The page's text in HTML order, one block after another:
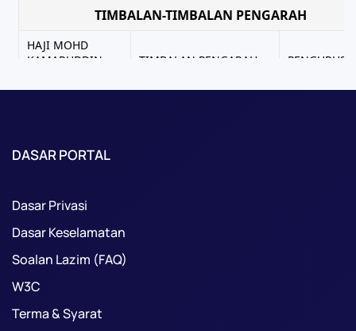
DASAR PORTAL
Dasar Privasi
Dasar Keselamatan
Soalan Lazim (FAQ)
W3C
Terma & Syarat